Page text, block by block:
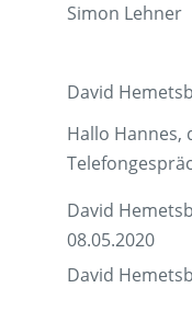
Simon Lehner
David
Hallo Hannes,
David
08.05.2020
David